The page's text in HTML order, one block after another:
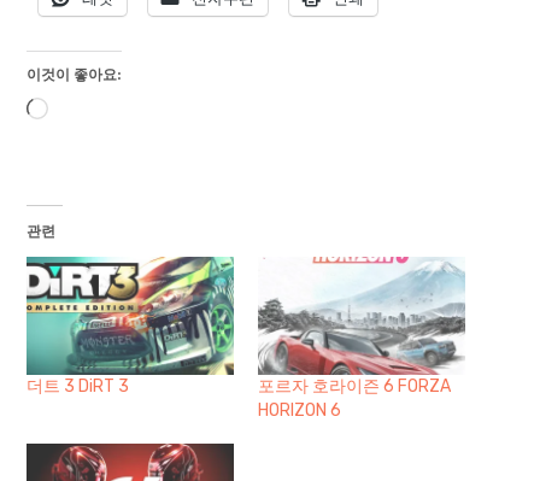
이것이 좋아요:
로
관련
더트 3 DiRT 3
포르자 호라이즌 6 FORZA
HORIZON 6